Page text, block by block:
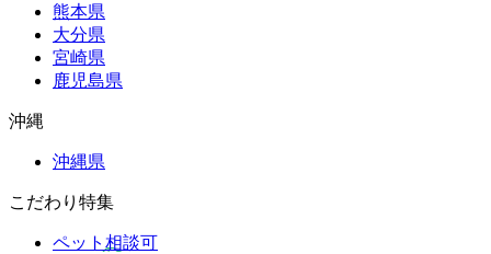
熊本県
大分県
宮崎県
鹿児島県
沖縄
沖縄県
こだわり特集
ペット相談可